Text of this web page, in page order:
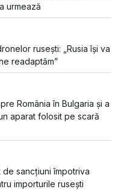
urmează
rusești: „Rusia își va
readaptăm”
România în Bulgaria și a
aparat folosit pe scară
sancțiuni împotriva
importurile rusești